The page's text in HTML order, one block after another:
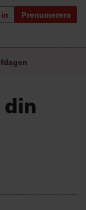
Prenumerera